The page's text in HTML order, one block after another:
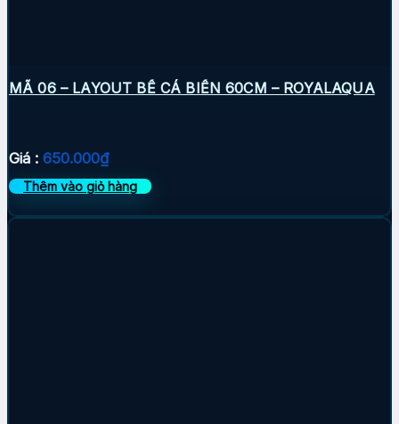
MÃ 06 – LAYOUT BỂ CÁ BIỂN 60CM – ROYALAQUA
Giá : 650.000₫
Thêm vào giỏ hàng